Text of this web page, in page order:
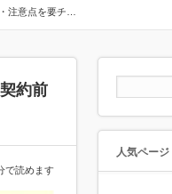
注意点を要チ…
約前
で読めます
人気ページ